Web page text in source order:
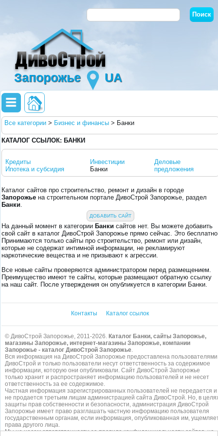
Запорожье UA
Все категории > Бизнес и финансы > Банки
КАТАЛОГ ССЫЛОК: БАНКИ
Кредиты
Ипотека и субсидия
Инвестиции
Банки
Деловые
предложения
Каталог сайтов про строительство, ремонт и дизайн в городе
Запорожье на строительном портале ДивоСтрой Запорожье, раздел
Банки.
ДОБАВИТЬ САЙТ
На данный момент в категории Банки сайтов нет. Вы можете добавить
свой сайт в каталог ДивоСтрой Запорожье прямо сейчас. Это
Принимаются только сайты про строительство, ремонт или дизайн,
которые не содержат интимной информации, не рекламируют
наркотические вещества и не призывают к агрессии.
Все новые сайты проверяются администратором перед размещением.
Преимущество имеют те сайты, которые размещают обратную ссылку
на наш сайт. После утверждения он опубликуется в категории Банки.
Контакты Каталог ссылок
© ДивоСтрой Запорожье, 2011-2026. Каталог Банки, сайты Запорожье,
магазины Запорожье, интернет-магазины Запорожье, компании
Запорожье - каталог ДивоСтрой Запорожье.
Вся информация на ДивоСтрой Запорожье предоставлена пользователями
ДивоСтрой и только пользователи несут ответственность за содержимое
информации, которую они опубликовали. Сайт ДивоСтрой Запорожье
только хранит и распространяет информацию пользователей и не несет
ответственность за ее содержимое.
Частная информация зарегистрированных пользователей не передается и
не продается третьим лицам администрацией сайта ДивоСтрой. Но, в
защиты прав собственности и безопасности, администрация ДивоСтрой
Запорожье имеет право разглашать частную информацию пользователя
государственным органам, если информация, опубликованная им,
права другого лица.
Мы не несем ответственности за правила конфиденциальности сайтов, на